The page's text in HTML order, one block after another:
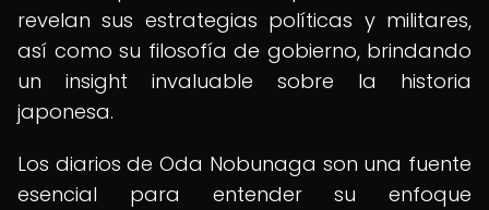
revelan sus estrategias políticas y militares,
así como su filosofía de gobierno, brindando
un insight invaluable sobre la historia
japonesa.
Los diarios de Oda Nobunaga son una fuente
esencial para entender su enfoque